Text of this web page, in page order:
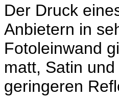
Der Druck
Anbietern in
Fotoleinwand
matt, Satin
geringeren